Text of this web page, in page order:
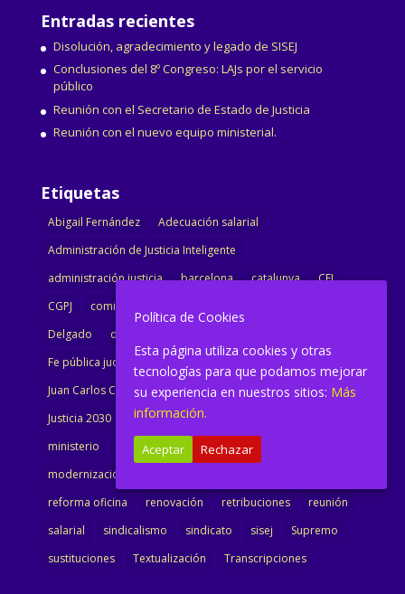
Entradas recientes
Disolución, agradecimiento y legado de SISEJ
Conclusiones del 8º Congreso: LAJs por el servicio
público
Reunión con el Secretario de Estado de Justicia
Reunión con el nuevo equipo ministerial.
Etiquetas
Abigail Fernández
Adecuación salarial
Administración de Justicia Inteligente
administración justicia
barcelona catalunya
CEJ
CGPJ
comisión
Delgado
dimisión
Fe pública judicial
Formación
Juan Carlos Campo
Jurisprudencia
justicia
Justicia 2030
LAJ letrados
ministerio
Ministra Justicia
Ministro de Justicia
modernización
reforma oficina
renovación retribuciones
reunión
salarial
sindicalismo sindicato sisej
Supremo
sustituciones
Textualización Transcripciones
Política de Cookies
Esta página utiliza cookies y otras
tecnologías para que podamos mejorar
su experiencia en nuestros sitios: Más
información.
Aceptar Rechazar